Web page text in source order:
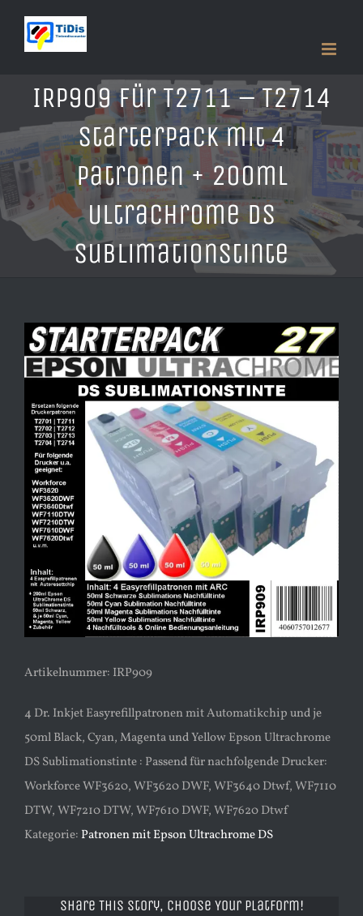
Inhalt
IRP909 für T2711 – T2714
Starterpack mit 4
Patronen + 200ml
UltraChrome DS
Sublimationstinte
Zeige
grösseres
Bild
Artikelnummer: IRP909
4 Dr. Inkjet Easyrefillpatronen mit Automatikchip und je
50ml Black, Cyan, Magenta und Yellow Epson Ultrachrome
DS Sublimationstinte : Passend für nachfolgende Drucker:
Workforce WF3620, WF3620 DWF, WF3640 Dtwf, WF7110
DTW, WF7210 DTW, WF7610 DWF, WF7620 Dtwf
Kategorie: Patronen mit Epson Ultrachrome DS
Share This Story, Choose Your Platform!